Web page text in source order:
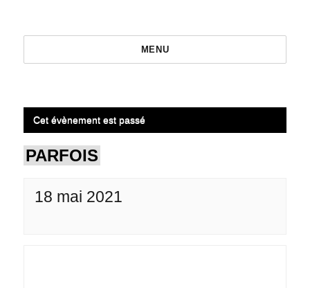
MENU
Cet évènement est passé
PARFOIS
18 mai 2021